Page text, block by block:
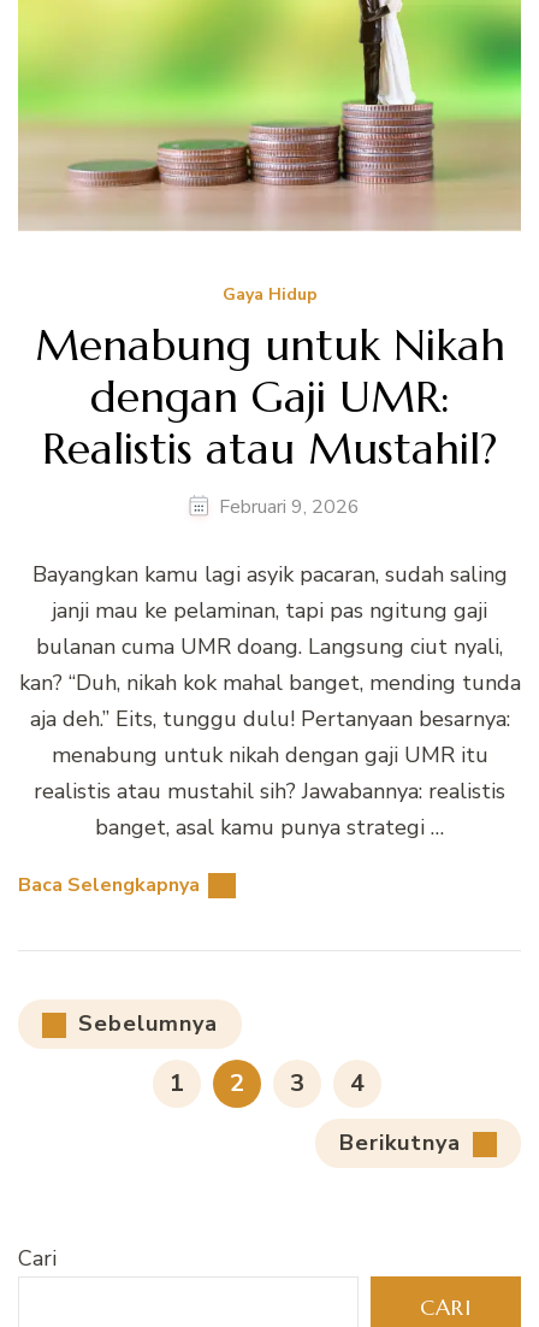
Gaya Hidup
Menabung untuk Nikah
dengan Gaji UMR:
Realistis atau Mustahil?
Februari 9, 2026
Bayangkan kamu lagi asyik pacaran, sudah saling
janji mau ke pelaminan, tapi pas ngitung gaji
bulanan cuma UMR doang. Langsung ciut nyali,
kan? “Duh, nikah kok mahal banget, mending tunda
aja deh.” Eits, tunggu dulu! Pertanyaan besarnya:
menabung untuk nikah dengan gaji UMR itu
realistis atau mustahil sih? Jawabannya: realistis
banget, asal kamu punya strategi …
Baca Selengkapnya
Paginasi
pos
Sebelumnya
HALAMAN
1 HALAMAN
2 HALAMAN
3 HALAMAN
4
Berikutnya
Cari
CARI